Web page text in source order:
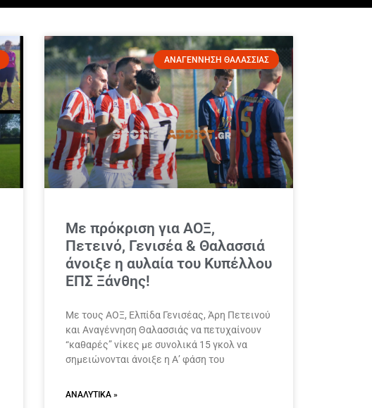
ΑΝΑΓΕΝΝΗΣΗ ΘΑΛΑΣΣΙΑΣ
Με πρόκριση για ΑΟΞ,
Πετεινό, Γενισέα & Θαλασσιά
άνοιξε η αυλαία του Κυπέλλου
ΕΠΣ Ξάνθης!
Με τους ΑΟΞ, Ελπίδα Γενισέας, Άρη Πετεινού
και Αναγέννηση Θαλασσιάς να πετυχαίνουν
“καθαρές” νίκες με συνολικά 15 γκολ να
σημειώνονται άνοιξε η Α’ φάση του
ΑΝΑΛΥΤΙΚΆ »